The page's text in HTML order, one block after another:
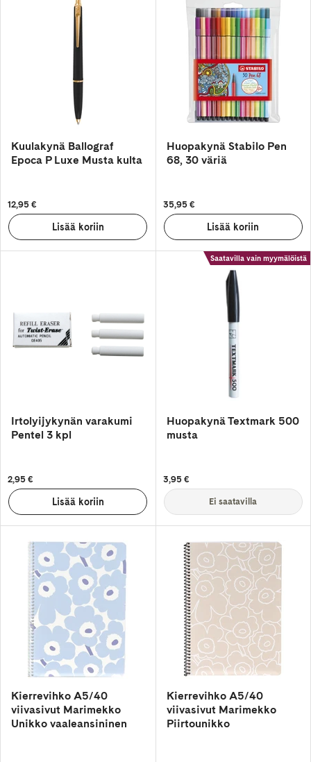
Kuulakynä Ballograf
Epoca P Luxe Musta kulta
12,95 €
Huopakynä Stabilo Pen
68, 30 väriä
35,95 €
Irtolyijykynän varakumi
Pentel 3 kpl
2,95 €
Saatavilla vain myymälöistä
Huopakynä Textmark 500
musta
3,95 €
Ei saatavilla
Kierrevihko A5/40
viivasivut Marimekko
Unikko vaaleansininen
Kierrevihko A5/40
viivasivut Marimekko
Piirtounikko